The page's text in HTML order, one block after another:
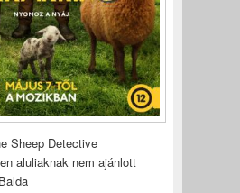
Sheep Detective
aluliaknak nem ajánlott